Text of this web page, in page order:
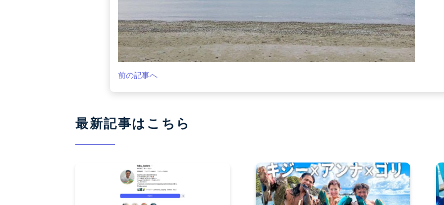
前の記事へ
最新記事はこちら